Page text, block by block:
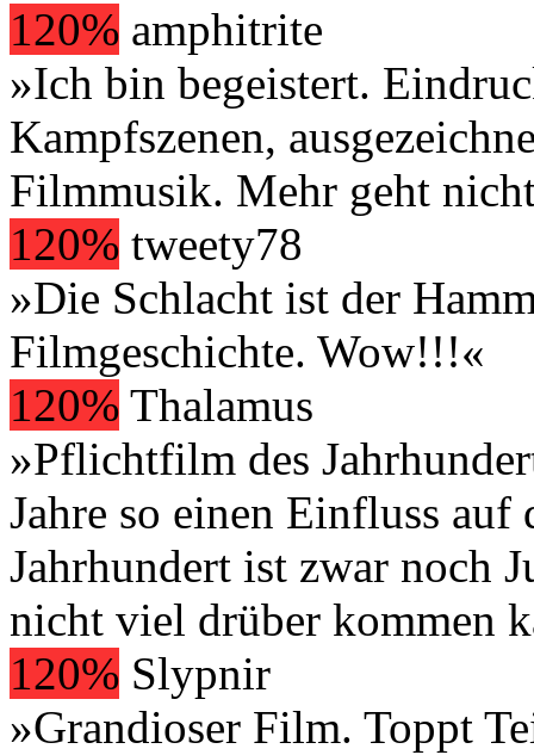
120% amphitrite
»Ich bin begeistert.
Kampfszenen,
Filmmusik. Mehr geht
120% tweety78
»Die Schlacht ist der
Filmgeschichte. Wow!!!«
120% Thalamus
»Pflichtfilm des
Jahre so einen Einfluss auf
Jahrhundert ist zwar noch
nicht viel drüber kommen
120% Slypnir
»Grandioser Film. Toppt